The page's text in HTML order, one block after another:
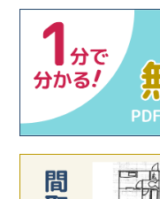
2024.5.01
5月3日（金）から5
ます。納品・ご連絡
よりご対応いたしま
2023.12.12
みをいただきます。
月5日（金）よりご対